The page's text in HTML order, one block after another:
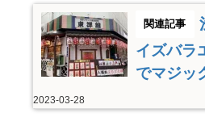
イズバ
でマジッ
2023-03-28